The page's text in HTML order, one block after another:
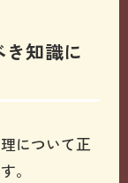
知識に
について正
。